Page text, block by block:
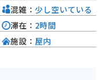
混雑： 少し空いている
滞在： 2時間
施設： 屋内